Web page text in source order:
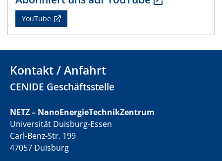
29.07.2025
Colloquium IMPR SusMet
Closing metal loops sustainably - opportunities &
05.08.2025
Colloquia Series on Sustainable Metallurgy
Towards a Sustainable Future: EU Safe and Sustainable
by Design Framework and AI in Circular Economy
YouTube
Kontakt / Anfahrt
CENIDE Geschäftsstelle
NETZ – NanoEnergieTechnikZentrum
Universität Duisburg-Essen
Carl-Benz-Str. 199
47057 Duisburg